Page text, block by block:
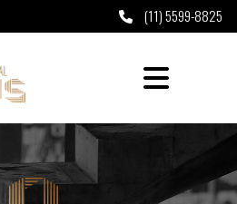
(11) 5599-8825
- São Paulo